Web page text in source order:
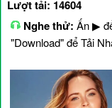
Lượt tải: 14604
Nghe thử: Ấn ▶
"Download" để Tải